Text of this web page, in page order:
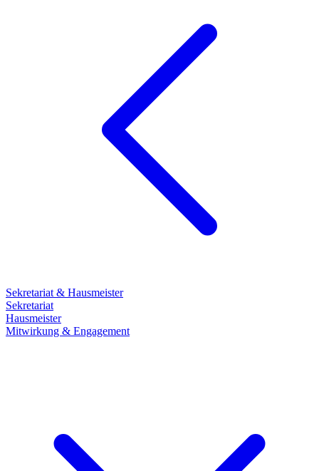
Sekretariat & Hausmeister
Sekretariat
Hausmeister
Mitwirkung & Engagement